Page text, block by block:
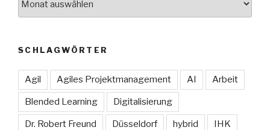
SCHLAGWÖRTER
Agil Agiles Projektmanagement AI Arbeit
Blended Learning Digitalisierung
Dr. Robert Freund Düsseldorf hybrid IHK